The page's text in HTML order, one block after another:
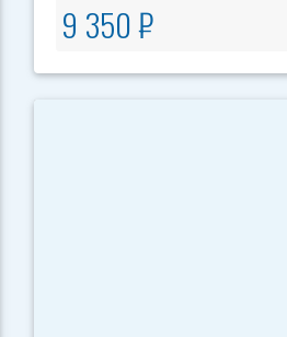
9 350 ₽